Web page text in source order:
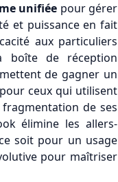
unifiée pour gérer
et puissance en fait
aux particuliers
boîte de réception
de gagner un
pour ceux qui utilisent
de ses
élimine les allers-
soit pour un usage
pour maîtriser